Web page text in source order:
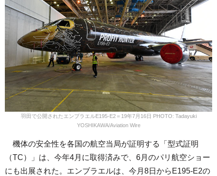
羽田で公開されたエンブラエルE195-E2＝19年7月16日 PHOTO: Tadayuki
YOSHIKAWA/Aviation Wire
機体の安全性を各国の航空当局が証明する「型式証明
（TC）」は、今年4月に取得済みで、6月のパリ航空ショー
にも出展された。エンブラエルは、今月8日からE195-E2の